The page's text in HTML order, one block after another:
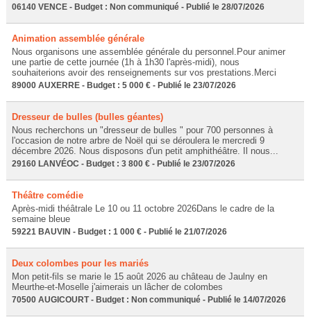
06140 VENCE - Budget : Non communiqué - Publié le 28/07/2026
Animation assemblée générale
Nous organisons une assemblée générale du personnel.Pour animer
une partie de cette journée (1h à 1h30 l'après-midi), nous
souhaiterions avoir des renseignements sur vos prestations.Merci
89000 AUXERRE - Budget : 5 000 € - Publié le 23/07/2026
Dresseur de bulles (bulles géantes)
Nous recherchons un "dresseur de bulles " pour 700 personnes à
l'occasion de notre arbre de Noël qui se déroulera le mercredi 9
décembre 2026. Nous disposons d'un petit amphithéâtre. Il nous...
29160 LANVÉOC - Budget : 3 800 € - Publié le 23/07/2026
Théâtre comédie
Après-midi théâtrale Le 10 ou 11 octobre 2026Dans le cadre de la
semaine bleue
59221 BAUVIN - Budget : 1 000 € - Publié le 21/07/2026
Deux colombes pour les mariés
Mon petit-fils se marie le 15 août 2026 au château de Jaulny en
Meurthe-et-Moselle j'aimerais un lâcher de colombes
70500 AUGICOURT - Budget : Non communiqué - Publié le 14/07/2026